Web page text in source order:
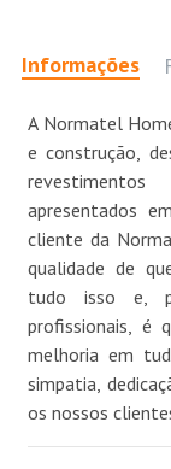
Informações
A Normatel
e construção,
apresentados
cliente da
qualidade de
tudo isso e,
profissionais, é
melhoria em
simpatia,
os nossos